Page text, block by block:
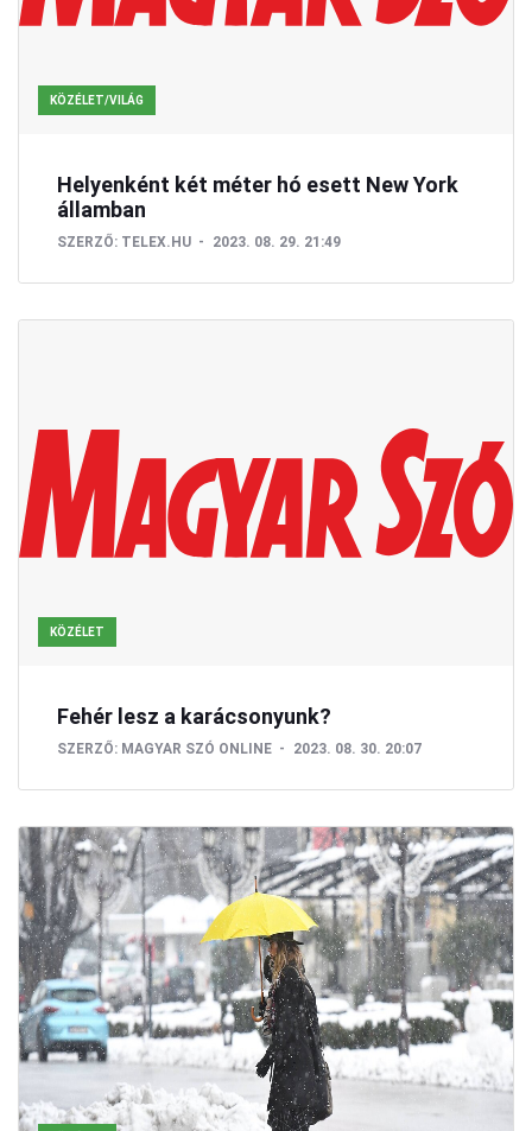
KÖZÉLET/VILÁG
Helyenként két méter hó esett New York
államban
SZERZŐ: TELEX.HU 2023. 08. 29. 21:49
KÖZÉLET
Fehér lesz a karácsonyunk?
SZERZŐ: MAGYAR SZÓ ONLINE 2023. 08. 30. 20:07